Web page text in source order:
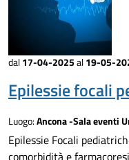
dal 17-04-2025 al 19-05-
Epilessie focali
Luogo:Ancona -Sala eventi
Epilessie Focali